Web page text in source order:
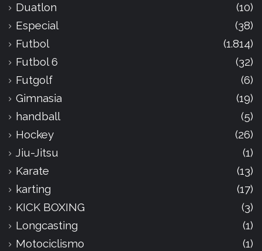
Duatlon
(10)
Especial
(38)
Futbol
(1.814)
Futbol 6
(32)
Futgolf
(6)
Gimnasia
(19)
handball
(5)
Hockey
(26)
Jiu-Jitsu
(1)
Karate
(13)
karting
(17)
KICK BOXING
(3)
Longcasting
(1)
Motociclismo
(1)